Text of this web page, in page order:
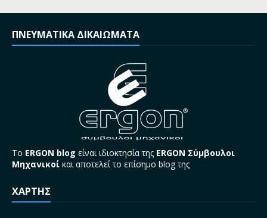
ΠΝΕΥΜΑΤΙΚΑ ΔΙΚΑΙΩΜΑΤΑ
Το ERGON blog είναι ιδιοκτησία της ERGON Σύμβουλοι
Μηχανικοί και αποτελεί το επίσημο blog της
ΧΑΡΤΗΣ